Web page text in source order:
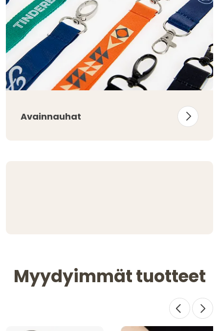
Avainnauhat
Myydyimmät tuotteet